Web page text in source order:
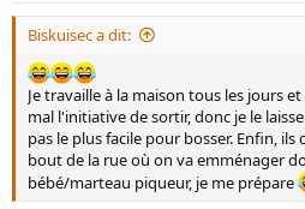
Biskuisec a dit:
Je travaille à la maison tous les jours
mal l'initiative de sortir, donc je le
pas le plus facile pour bosser. Enfin,
bout de la rue où on va emménager
bébé/marteau piqueur, je me prépare